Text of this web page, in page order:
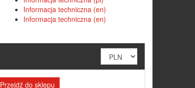
Informacja techniczna (en)
Informacja techniczna (en)
Przejdź do sklepu